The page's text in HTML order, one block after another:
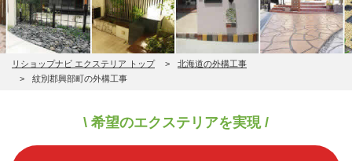
リショップナビ エクステリア トップ
北海道の外構工事
紋別郡興部町の外構工事
\ 希望のエクステリアを実現 /